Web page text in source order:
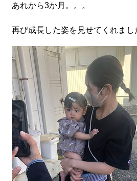
あれから3か月。。。
再び成長した姿を見せてくれまし